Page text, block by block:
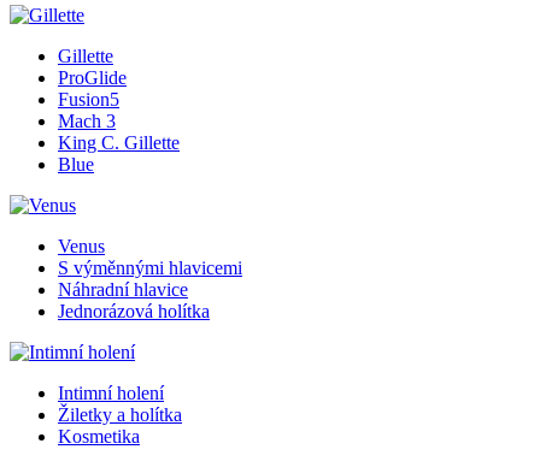
Gillette
ProGlide
Fusion5
Mach 3
King C. Gillette
Blue
Venus
S výměnnými hlavicemi
Náhradní hlavice
Jednorázová holítka
Intimní holení
Žiletky a holítka
Kosmetika